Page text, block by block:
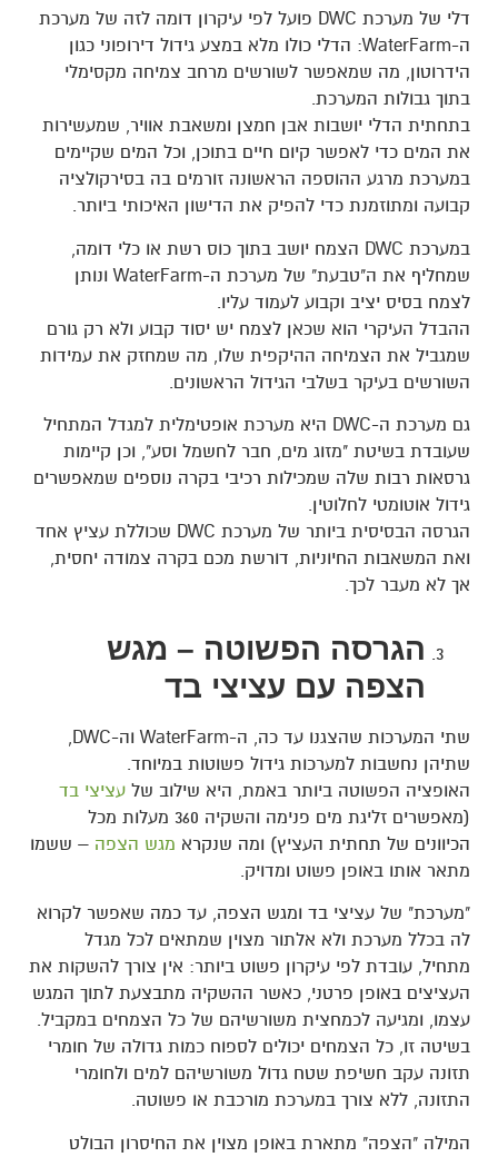
דלי של מערכת DWC פועל לפי עיקרון דומה לזה של מערכת
ה-WaterFarm: הדלי כולו מלא במצע גידול דירופוני כגון
הידרוטון, מה שמאפשר לשורשים מרחב צמיחה מקסימלי
בתוך גבולות המערכת.
בתחתית הדלי יושבות אבן חמצן ומשאבת אוויר, שמעשירות
את המים כדי לאפשר קיום חיים בתוכן, וכל המים שקיימים
במערכת מרגע ההוספה הראשונה זורמים בה בסירקולציה
קבועה ומתוזמנת כדי להפיק את הדישון האיכותי ביותר.
במערכת DWC הצמח יושב בתוך כוס רשת או כלי דומה,
שמחליף את ה"טבעת" של מערכת ה-WaterFarm ונותן
לצמח בסיס יציב וקבוע לעמוד עליו.
ההבדל העיקרי הוא שכאן לצמח יש יסוד קבוע ולא רק גורם
שמגביל את הצמיחה ההיקפית שלו, מה שמחזק את עמידות
השורשים בעיקר בשלבי הגידול הראשונים.
גם מערכת ה-DWC היא מערכת אופטימלית למגדל המתחיל
שעובדת בשיטת "מזוג מים, חבר לחשמל וסע", וכן קיימות
גרסאות רבות שלה שמכילות רכיבי בקרה נוספים שמאפשרים
גידול אוטומטי לחלוטין.
הגרסה הבסיסית ביותר של מערכת DWC שכוללת עציץ אחד
ואת המשאבות החיוניות, דורשת מכם בקרה צמודה יחסית,
אך לא מעבר לכך.
הגרסה הפשוטה – מגש
הצפה עם עציצי בד
שתי המערכות שהצגנו עד כה, ה-WaterFarm וה-DWC,
שתיהן נחשבות למערכות גידול פשוטות במיוחד.
האופציה הפשוטה ביותר באמת, היא שילוב של עציצי בד
(מאפשרים זליגת מים פנימה והשקיה 360 מעלות מכל
הכיוונים של תחתית העציץ) ומה שנקרא מגש הצפה – ששמו
מתאר אותו באופן פשוט ומדויק.
"מערכת" של עציצי בד ומגש הצפה, עד כמה שאפשר לקרוא
לה בכלל מערכת ולא אלתור מצוין שמתאים לכל מגדל
מתחיל, עובדת לפי עיקרון פשוט ביותר: אין צורך להשקות את
העציצים באופן פרטני, כאשר ההשקיה מתבצעת לתוך המגש
עצמו, ומגיעה לכמחצית משורשיהם של כל הצמחים במקביל.
בשיטה זו, כל הצמחים יכולים לספוח כמות גדולה של חומרי
תזונה עקב חשיפת שטח גדול משורשיהם למים ולחומרי
התזונה, ללא צורך במערכת מורכבת או פשוטה.
המילה "הצפה" מתארת באופן מצוין את החיסרון הבולט